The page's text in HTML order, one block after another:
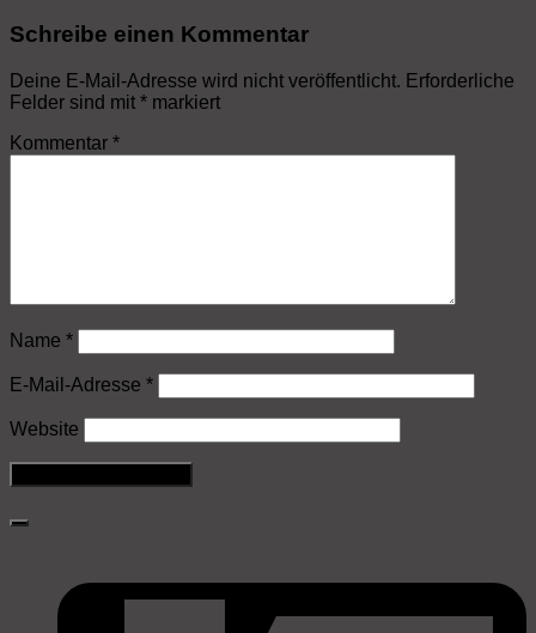
Schreibe einen Kommentar
Deine E-Mail-Adresse wird nicht veröffentlicht. Erforderliche
Felder sind mit * markiert
Kommentar *
Name *
E-Mail-Adresse *
Website